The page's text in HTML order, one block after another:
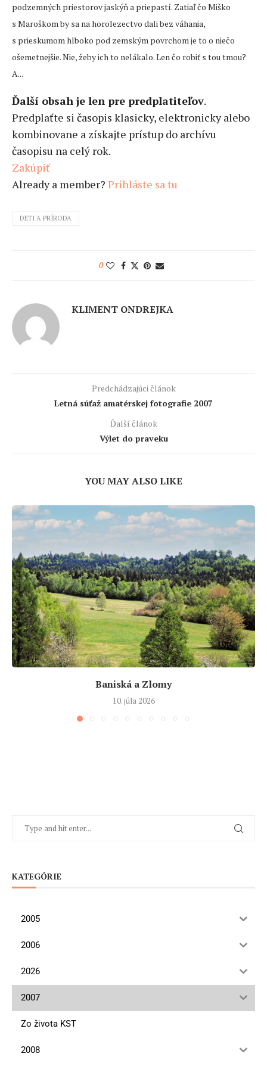
podzemných priestorov jaskýň a priepastí. Zatiaľ čo Miško
s Maroškom by sa na horolezectvo dali bez váhania,
s prieskumom hlboko pod zemským povrchom je to o niečo
ošemetnejšie. Nie, žeby ich to nelákalo. Len čo robiť s tou tmou?
A...
Ďalší obsah je len pre predplatiteľov.
Predplaťte si časopis klasicky, elektronicky alebo
kombinovane a získajte prístup do archívu
časopisu na celý rok.
Zakúpiť
Already a member? Prihláste sa tu
DETI A PRÍRODA
0
KLIMENT ONDREJKA
Predchádzajúci článok
Letná súťaž amatérskej fotografie 2007
Ďalší článok
Výlet do praveku
YOU MAY ALSO LIKE
Baniská a Zlomy
10. júla 2026
KATEGÓRIE
2005
2006
2026
2007
Zo života KST
2008